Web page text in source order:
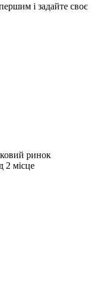
і задайте своє
ринок
2 місце